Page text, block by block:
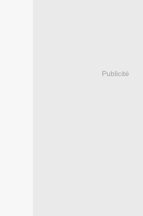
Publicité